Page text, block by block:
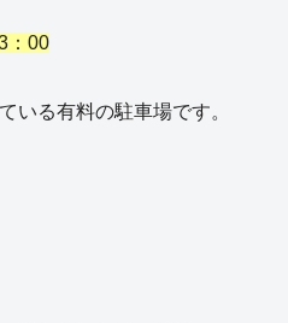
：00
いる有料の駐車場です。